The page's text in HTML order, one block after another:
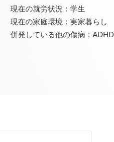
現在の就労状況：学生
現在の家庭環境：実家暮らし
併発している他の傷病：ADHD